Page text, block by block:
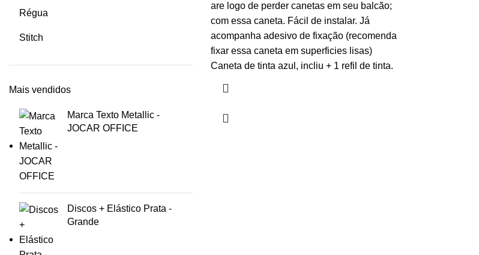
Régua
Stitch
Mais vendidos
Marca Texto Metallic -
JOCAR OFFICE
Discos + Elástico Prata -
Grande
are logo de perder canetas em seu balcão;
com essa caneta. Fácil de instalar. Já
acompanha adesivo de fixação (recomenda
fixar essa caneta em superficies lisas)
Caneta de tinta azul, incliu + 1 refil de tinta.